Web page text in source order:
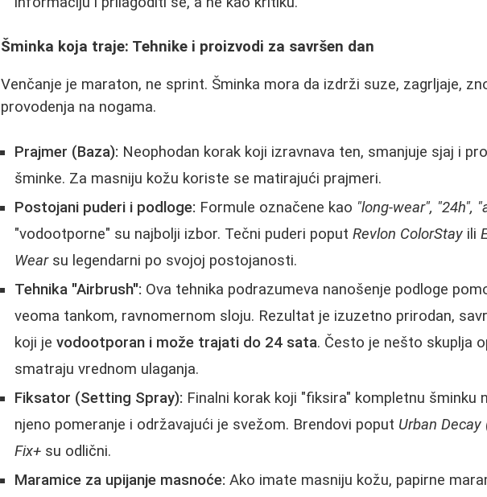
Šminka koja traje: Tehnike i proizvodi za savršen dan
Venčanje je maraton, ne sprint. Šminka mora da izdrži suze, zagrljaje,
provodenja na nogama.
Prajmer (Baza): Neophodan korak koji izravnava ten, smanjuje sjaj i
šminke. Za masniju kožu koriste se matirajući prajmeri.
Postojani puderi i podloge: Formule označene kao "long-wear", "24h",
"vodootporne" su najbolji izbor. Tečni puderi poputRevlon ColorStay ili
Wearsu legendarni po svojoj postojanosti.
Tehnika "Airbrush": Ova tehnika podrazumeva nanošenje podloge
veoma tankom, ravnomernom sloju. Rezultat je izuzetno prirodan,
koji jevodootporan i može trajati do 24 sata. Često je nešto skuplja
smatraju vrednom ulaganja.
Fiksator (Setting Spray): Finalni korak koji "fiksira" kompletnu šminku
njeno pomeranje i održavajući je svežom. Brendovi poput Urban
Fix+ su odlični.
Maramice za upijanje masnoće: Ako imate masniju kožu, papirne